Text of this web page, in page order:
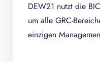
DEW21 nutzt die
um alle GRC-
einzigen